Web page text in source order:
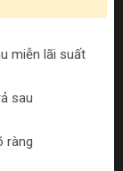
miễn lãi suất
sau
ràng